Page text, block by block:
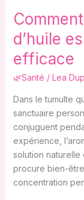
d’huile
efficace
🌿Santé / Lea
Dans le tumulte
sanctuaire
conjuguent
expérience,
solution naturelle
procure bien-
concentration